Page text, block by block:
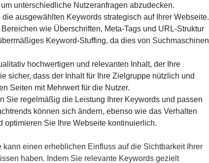
unterschiedliche Nutzeranfragen abzudecken.
ausgewählten Keywords strategisch auf Ihrer Webseite.
wie Überschriften, Meta-Tags und URL-Struktur
Keyword-Stuffing, da dies von Suchmaschinen
hochwertigen und relevanten Inhalt, der Ihre
sicher, dass der Inhalt für Ihre Zielgruppe nützlich und
Seiten mit Mehrwert für die Nutzer.
Sie regelmäßig die Leistung Ihrer Keywords und passen
können sich ändern, ebenso wie das Verhalten
optimieren Sie Ihre Webseite kontinuierlich.
einen erheblichen Einfluss auf die Sichtbarkeit Ihrer
haben. Indem Sie relevante Keywords gezielt